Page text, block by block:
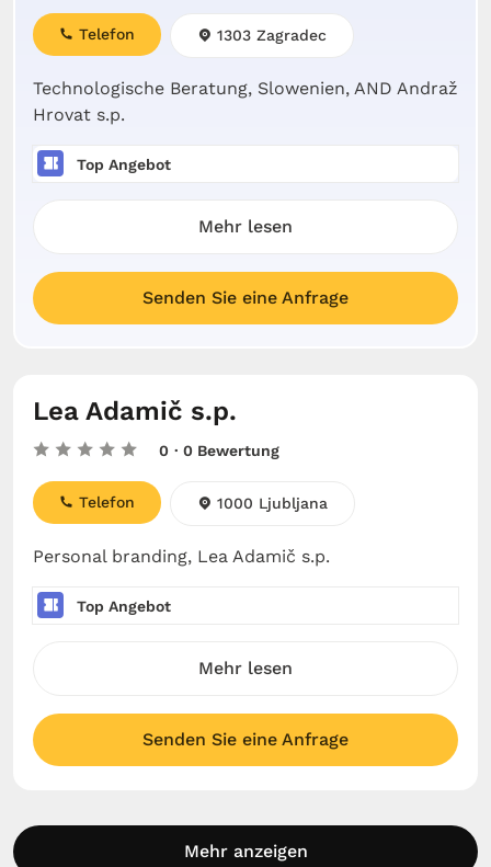
Technologische Beratung, Slowenien, AND Andraž
Hrovat s.p.
Telefon 1303 Zagradec
Top Angebot
Mehr lesen
Senden Sie eine Anfrage
Lea Adamič s.p.
0 · 0 Bewertung
Personal branding, Lea Adamič s.p.
Telefon 1000 Ljubljana
Top Angebot
Mehr lesen
Senden Sie eine Anfrage
Mehr anzeigen